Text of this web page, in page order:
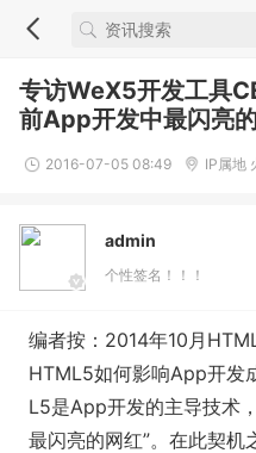
专访WeX5开发工具
前App开发中最闪亮
2016-07-05 08:49 IP属地
admin
个性签名！！！
编者按：2014年10月
HTML5如何影响App开发
L5是App开发的主导技术
最闪亮的网红”。在此契